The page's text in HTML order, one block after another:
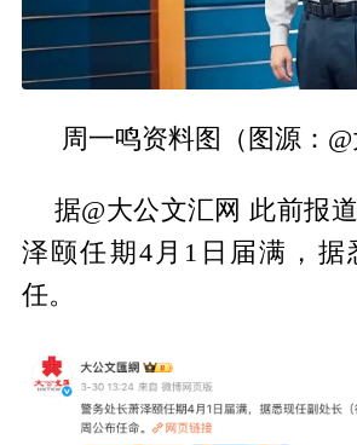
周一鸣资料图（图源：@
据@大公文汇网 此前报
泽颐任期4月1日届满，据
任。